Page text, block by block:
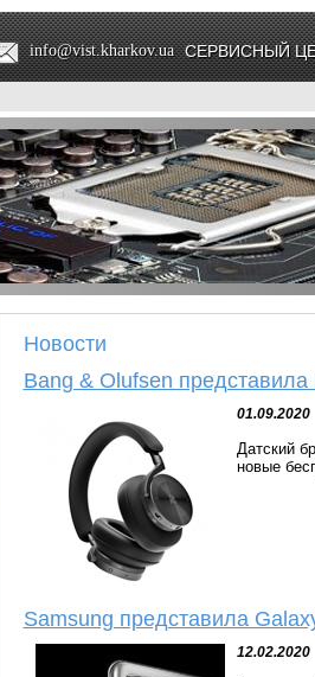
info@vist.kharkov.ua СЕРВИСНЫЙ
Новости
Bang & Olufsen представила
01.09.2020
Датский
новые
Samsung представила
12.02.2020